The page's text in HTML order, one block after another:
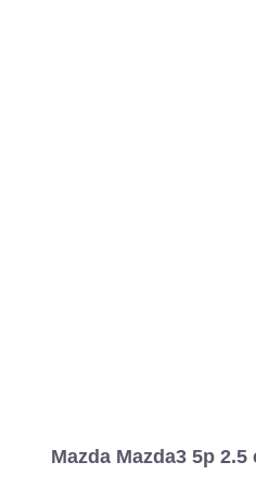
Mazda Mazda3 5p 2.5